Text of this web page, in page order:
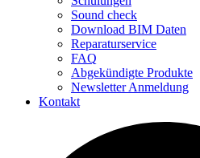
Sound check
Download BIM Daten
Reparaturservice
FAQ
Abgekündigte Produkte
Newsletter Anmeldung
Kontakt